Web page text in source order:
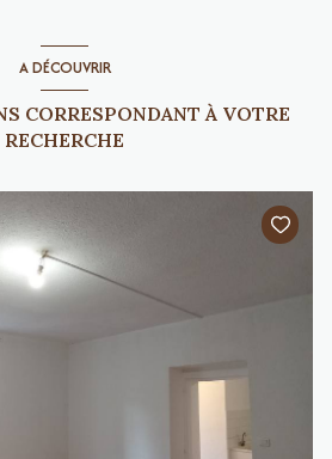
A DÉCOUVRIR
CORRESPONDANT À VOTRE
RECHERCHE